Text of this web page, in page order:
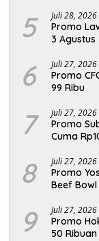
5 Juli 28, 2026
Promo
3 Agustus
6 Juli 27, 2026
Promo
99 Ribu
7 Juli 27, 2026
Promo
Cuma
8 Juli 27, 2026
Promo
Beef Bowl
9 Juli 27, 2026
Promo
50 Ribuan